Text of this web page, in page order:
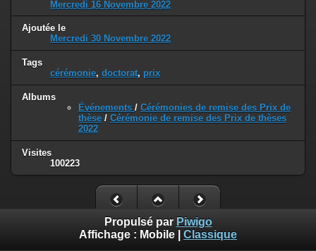
Mercredi 16 Novembre 2022
Ajoutée le
Mercredi 30 Novembre 2022
Tags
cérémonie, doctorat, prix
Albums
Événements / Cérémonies de remise des Prix de
thèse / Cérémonie de remise des Prix de thèses
2022
Visites
100223
Propulsé par Piwigo
Affichage : Mobile Classique